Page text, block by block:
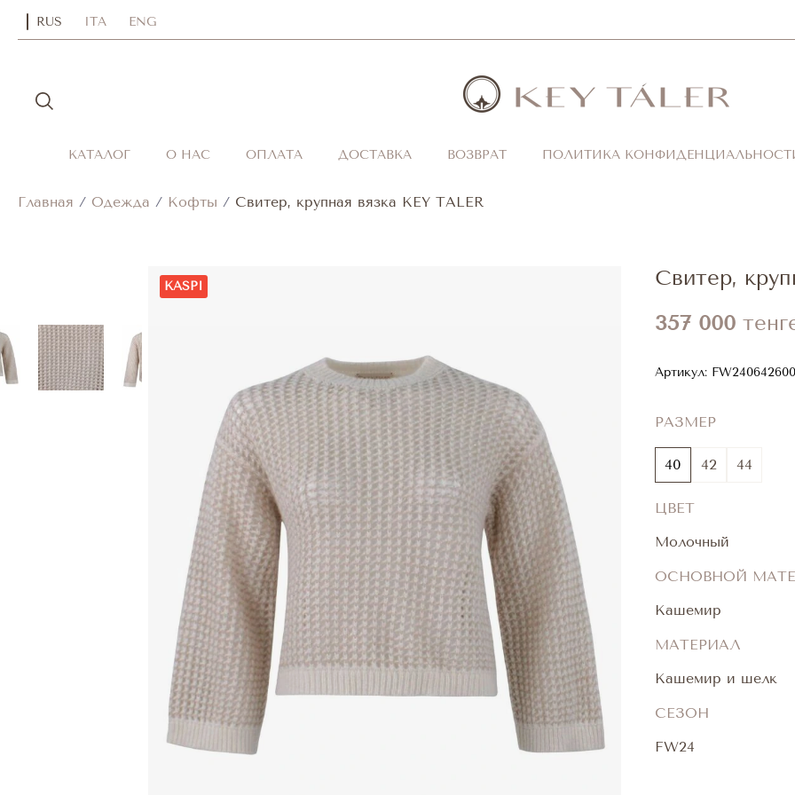
RUS ITA ENG
КАТАЛОГ О НАС ОПЛАТА ДОСТАВКА ВОЗВРАТ ПОЛИТИКА
Главная / Одежда / Кофты / Свитер, крупная вязка KEY TALER
KASPI
Свитер,
357 000
Артикул:
РАЗМЕР
40 42 44
ЦВЕТ
Молочный
ОСНОВНОЙ
Кашемир
МАТЕРИАЛ
Кашемир и шелк
СЕЗОН
FW24